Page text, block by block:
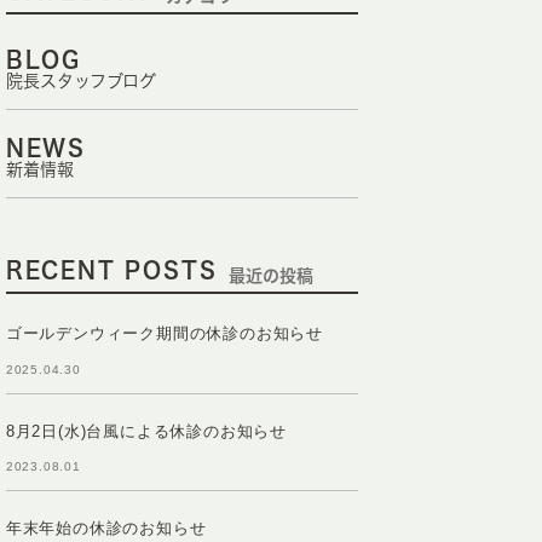
BLOG
院長スタッフブログ
NEWS
新着情報
RECENT POSTS 最近の投稿
ゴールデンウィーク期間の休診のお知らせ
2025.04.30
8月2日(水)台風による休診のお知らせ
2023.08.01
年末年始の休診のお知らせ